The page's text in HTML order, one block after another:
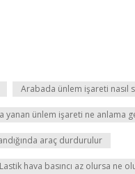
Arabada ünlem işareti nasıl
yanan ünlem işareti ne anlama
araç durdurulur
Lastik hava basıncı az olursa ne